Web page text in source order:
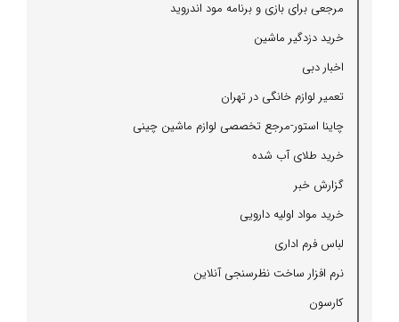
مرجعی برای بازی و برنامه مود اندروید
خرید دزدگیر ماشین
اخبار دبی
تعمیر لوازم خانگی در تهران
چاینا استور-مرجع تخصصی لوازم ماشین چینی
خرید طلای آب شده
گزارش خبر
خرید مواد اولیه دارویی
لباس فرم اداری
نرم افزار ساخت نظرسنجی آنلاین
كارسون